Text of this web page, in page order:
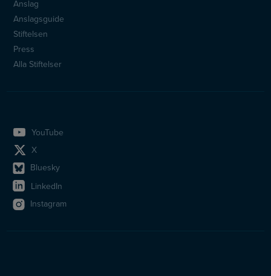
Anslag
Anslagsguide
Stiftelsen
Press
Alla Stiftelser
YouTube
X
Bluesky
LinkedIn
Instagram